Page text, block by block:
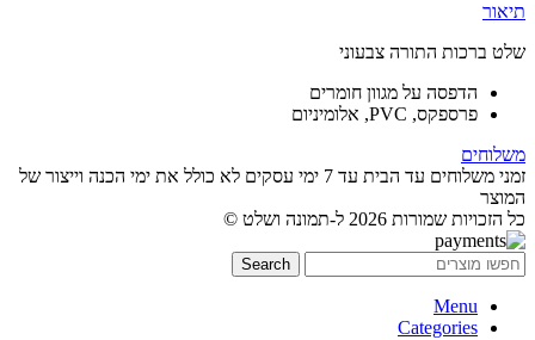
תיאור
שלט ברכות התורה צבעוני
הדפסה על מגוון חומרים
פרספקס, PVC, אלומיניום
משלוחים
זמני משלוחים עד הבית עד 7 ימי עסקים לא כולל את ימי הכנה וייצור של
המוצר
כל הזכויות שמורות 2026 ל-תמונה ושלט ©
Search
Menu
Categories